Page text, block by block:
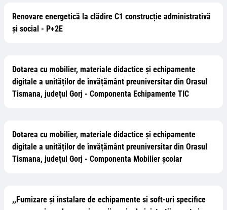
Renovare energetică la clădire C1 construcție administrativă
și social - P+2E
Dotarea cu mobilier, materiale didactice și echipamente
digitale a unităților de învățământ preuniversitar din Orasul
Tismana, județul Gorj - Componenta Echipamente TIC
Dotarea cu mobilier, materiale didactice și echipamente
digitale a unităților de învățământ preuniversitar din Orasul
Tismana, județul Gorj - Componenta Mobilier școlar
,,Furnizare și instalare de echipamente si soft-uri specifice